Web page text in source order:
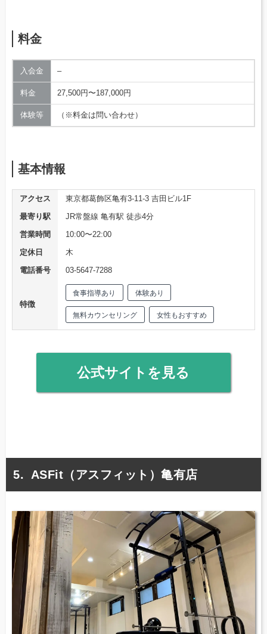
料金
入会金 –
料金 27,500円〜187,000円
体験等 （※料金は問い合わせ）
基本情報
アクセス
東京都葛飾区亀有3-11-3 吉田ビル1F
最寄り駅
JR常盤線 亀有駅 徒歩4分
営業時間
10:00〜22:00
定休日
木
電話番号
03-5647-7288
特徴
食事指導あり 体験あり
無料カウンセリング 女性もおすすめ
公式サイトを見る
ASFit（アスフィット）亀有店